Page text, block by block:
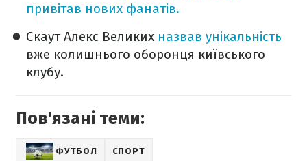
привітав нових фанатів.
Скаут Алекс Великих назвав унікальність
вже колишнього оборонця київського
клубу.
Пов'язані теми:
ФУТБОЛ СПОРТ